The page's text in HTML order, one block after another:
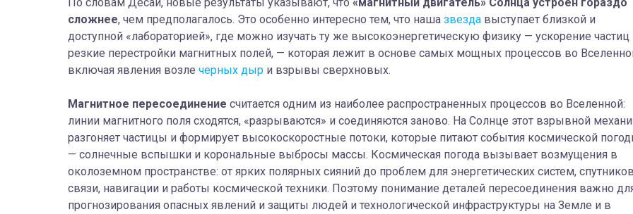
сложнее, чем предполагалось. Это особенно интересно тем, что наша звезда выступает близкой и
доступной «лабораторией», где можно изучать ту же высокоэнергетическую физику — ускорение частиц
резкие перестройки магнитных полей, — которая лежит в основе самых мощных процессов во
включая явления возле черных дыр и взрывы сверхновых.
Магнитное пересоединение считается одним из наиболее распространенных процессов во Вселенной:
линии магнитного поля сходятся, «разрываются» и соединяются заново. На Солнце этот взрывной
разгоняет частицы и формирует высокоскоростные потоки, которые питают события космической
— солнечные вспышки и корональные выбросы массы. Космическая погода вызывает возмущения в
околоземном пространстве: от ярких полярных сияний до проблем для энергетических систем,
связи, навигации и работы космической техники. Поэтому понимание деталей пересоединения важно
прогнозирования опасных явлений и защиты людей и технологической инфраструктуры на Земле и в